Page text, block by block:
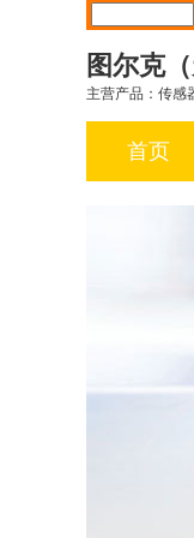
图尔克
主营产品：传感
首页